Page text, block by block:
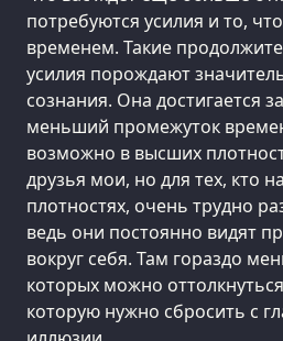
потребуются усилия и то,
временем. Такие
усилия порождают
сознания. Она достигается
меньший промежуток
возможно в высших
друзья мои, но для тех, кто
плотностях, очень трудно
ведь они постоянно видят
вокруг себя. Там гораздо
которых можно
которую нужно сбросить с